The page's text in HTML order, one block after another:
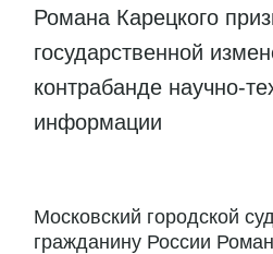
Романа Карецкого
государственной
контрабанде научно-
информации
Московский городской
гражданину России